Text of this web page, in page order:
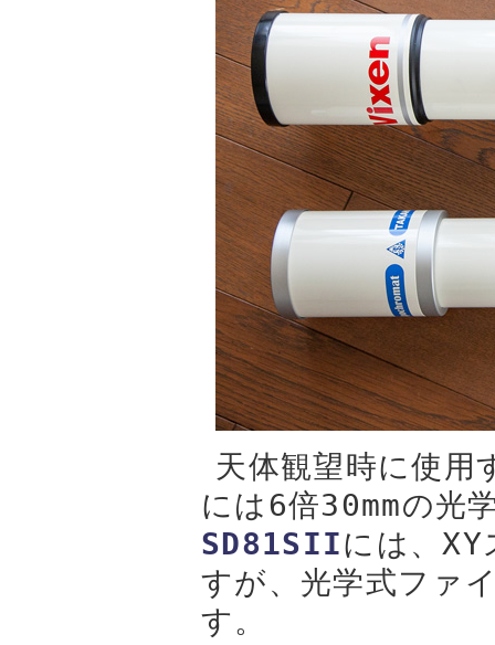
天体観望時に使用
には6倍30mmの光
SD81SIIには、
すが、光学式ファ
す。